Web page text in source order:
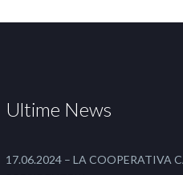
Ultime News
17.06.2024 – LA COOPERATIVA